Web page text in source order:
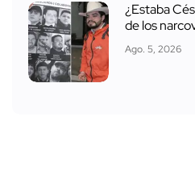
¿Estaba
de los
Ago. 5, 2026